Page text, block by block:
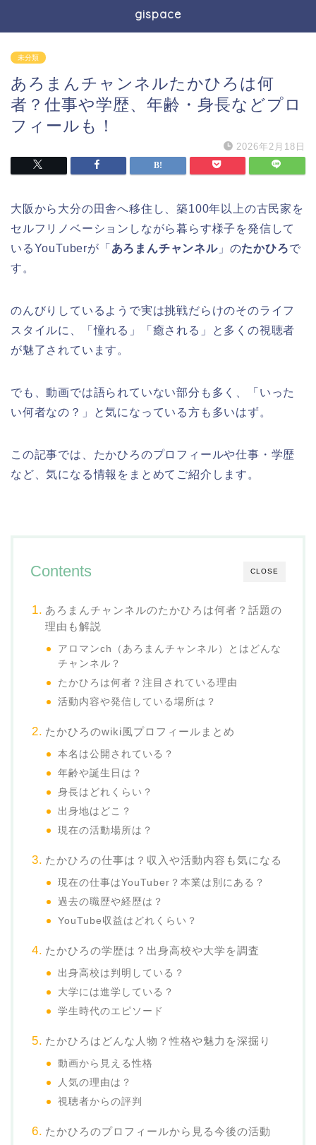
gispace
未分類
あろまんチャンネルたかひろは何
者？仕事や学歴、年齢・身長などプロ
フィールも！
2026年2月18日
大阪から大分の田舎へ移住し、築100年以上の古民家を
セルフリノベーションしながら暮らす様子を発信して
いるYouTuberが「 あろまんチャンネル」のたかひろで
す。
のんびりしているようで実は挑戦だらけのそのライフ
スタイルに、「憧れる」「癒される」と多くの視聴者
が魅了されています。
でも、動画では語られていない部分も多く、「いった
い何者なの？」と気になっている方も多いはず。
この記事では、たかひろのプロフィールや仕事・学歴
など、気になる情報をまとめてご紹介します。
CLOSE
Contents
あろまんチャンネルのたかひろは何者？話題の
理由も解説
アロマンch（あろまんチャンネル）とはどんな
チャンネル？
たかひろは何者？注目されている理由
活動内容や発信している場所は？
たかひろのwiki風プロフィールまとめ
本名は公開されている？
年齢や誕生日は？
身長はどれくらい？
出身地はどこ？
現在の活動場所は？
たかひろの仕事は？収入や活動内容も気になる
現在の仕事はYouTuber？本業は別にある？
過去の職歴や経歴は？
YouTube収益はどれくらい？
たかひろの学歴は？出身高校や大学を調査
出身高校は判明している？
大学には進学している？
学生時代のエピソード
たかひろはどんな人物？性格や魅力を深掘り
動画から見える性格
人気の理由は？
視聴者からの評判
たかひろのプロフィールから見る今後の活動